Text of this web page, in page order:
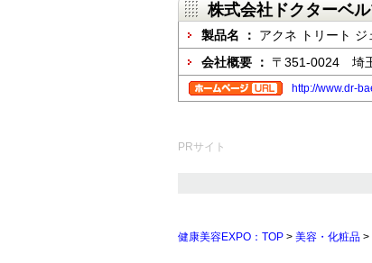
株式会社ドクターベ
製品名 ： アクネ トリート ジ
会社概要 ： 〒351-0024 埼
http://www.dr-
PRサイト
健康美容EXPO：TOP > 美容・化粧品 >